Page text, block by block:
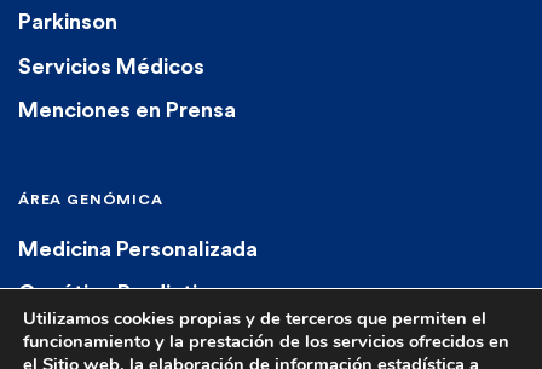
Parkinson
Servicios Médicos
Menciones en Prensa
ÁREA GENÓMICA
Medicina Personalizada
Genética Predictiva
Genética Diagnóstica
Utilizamos cookies propias y de terceros que permiten el
funcionamiento y la prestación de los servicios ofrecidos en
el Sitio web, la elaboración de información estadística a